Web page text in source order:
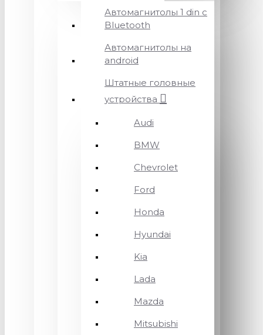
Автомагнитолы 1 din с
Bluetooth
Автомагнитолы на
android
Штатные головные
устройства
Audi
BMW
Chevrolet
Ford
Honda
Hyundai
Kia
Lada
Mazda
Mitsubishi